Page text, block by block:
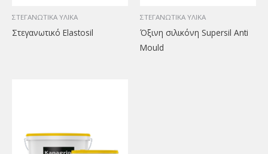
ΣΤΕΓΑΝΩΤΙΚΑ ΥΛΙΚΑ
Στεγανωτικό Elastosil
ΣΤΕΓΑΝΩΤΙΚΑ ΥΛΙΚΑ
Όξινη σιλικόνη Supersil Anti
Mould